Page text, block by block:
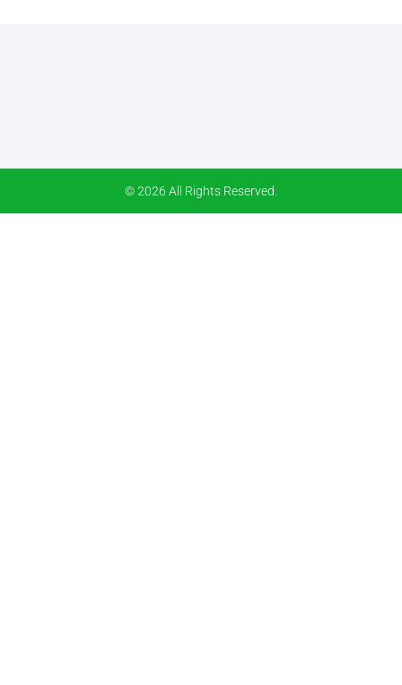
© 2026 All Rights Reserved.